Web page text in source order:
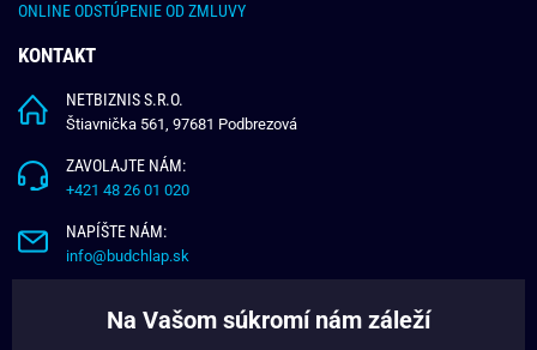
ONLINE ODSTÚPENIE OD ZMLUVY
KONTAKT
NETBIZNIS S.R.O.
Štiavnička 561, 97681 Podbrezová
ZAVOLAJTE NÁM:
+421 48 26 01 020
NAPÍŠTE NÁM:
info@budchlap.sk
Na Vašom súkromí nám záleží